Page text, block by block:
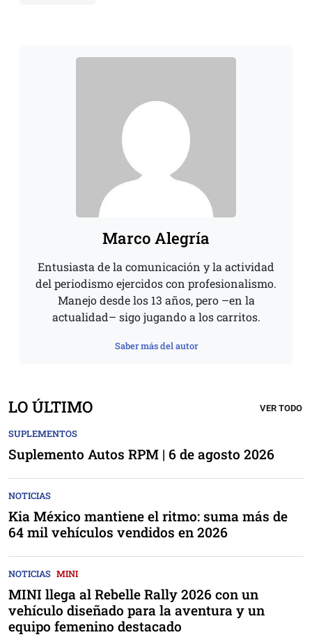
Marco Alegría
Entusiasta de la comunicación y la actividad
del periodismo ejercidos con profesionalismo.
Manejo desde los 13 años, pero –en la
actualidad– sigo jugando a los carritos.
Saber más del autor
LO ÚLTIMO VER TODO
SUPLEMENTOS
Suplemento Autos RPM | 6 de agosto 2026
NOTICIAS
Kia México mantiene el ritmo: suma más de
64 mil vehículos vendidos en 2026
NOTICIAS MINI
MINI llega al Rebelle Rally 2026 con un
vehículo diseñado para la aventura y un
equipo femenino destacado